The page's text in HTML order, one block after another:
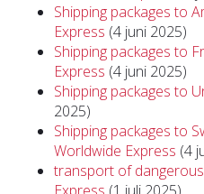
Shipping packages to
Express (4 juni 2025)
Shipping packages to
Express (4 juni 2025)
Shipping packages to
2025)
Shipping packages to
Worldwide Express (4
transport of
Express (1 juli 2025)